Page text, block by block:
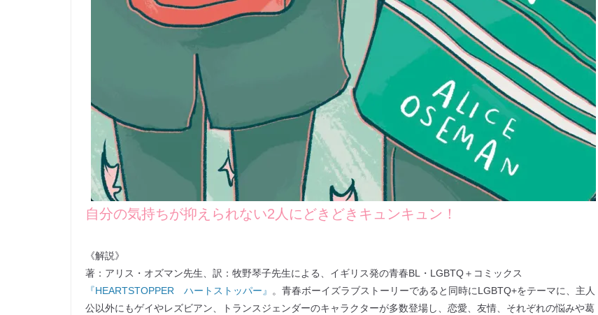
自分の気持ちが抑えられない2人にどきどきキュンキュン！
《解説》
著：アリス・オズマン先生、訳：牧野琴子先生による、イギリス発の青春BL・LGBTQ＋コミックス
『HEARTSTOPPER ハートストッパー』
。青春ボーイズラブストーリーであると同時にLGBTQ+をテーマに、主人
公以外にもゲイやレズビアン、トランスジェンダーのキャラクターが多数登場し、恋愛、友情、それぞれの悩みや葛